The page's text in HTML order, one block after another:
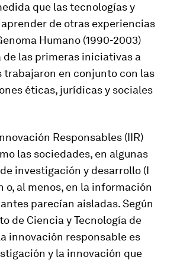
que las tecnologías y
de otras experiencias
Humano (1990-2003)
las primeras iniciativas a
trabajaron en conjunto con las
éticas, jurídicas y sociales
Responsables (IIR)
las sociedades, en algunas
investigación y desarrollo (I
al menos, en la información
parecían aisladas. Según
de Ciencia y Tecnología de
innovación responsable es
y la innovación que